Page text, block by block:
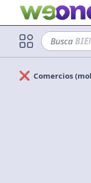
Busca
Solicitan
Comercios